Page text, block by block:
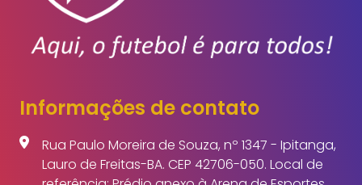
Informações de contato
Rua Paulo Moreira de Souza, nº 1347 - Ipitanga,
Lauro de Freitas-BA. CEP 42706-050. Local de